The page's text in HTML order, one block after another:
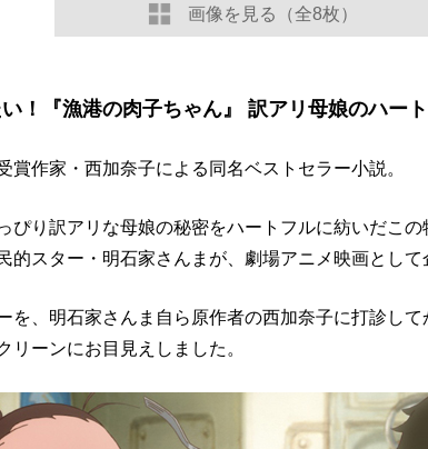
画像を見る（全8枚）
！『漁港の肉子ちゃん』 訳アリ母娘のハー
賞作家・西加奈子による同名ベストセラー小説。
ぴり訳アリな母娘の秘密をハートフルに紡いだこ
的スター・明石家さんまが、劇場アニメ映画として
を、明石家さんま自ら原作者の西加奈子に打診し
リーンにお目見えしました。